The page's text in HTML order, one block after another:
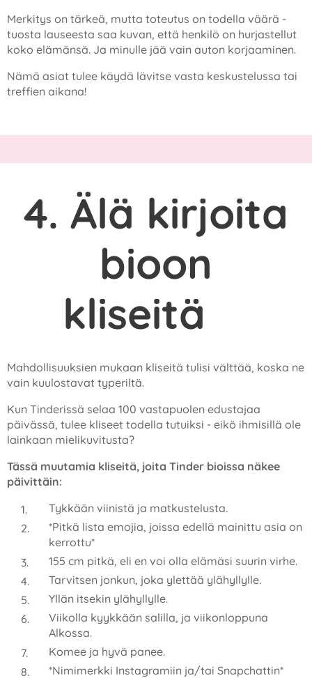
Merkitys on tärkeä, mutta toteutus on todella väärä -
tuosta lauseesta saa kuvan, että henkilö on hurjastellut
koko elämänsä. Ja minulle jää vain auton korjaaminen.
Nämä asiat tulee käydä lävitse vasta keskustelussa tai
treffien aikana!
4. Älä kirjoita
bioon
kliseitä
Mahdollisuuksien mukaan kliseitä tulisi välttää, koska ne
vain kuulostavat typeriltä.
Kun Tinderissä selaa 100 vastapuolen edustajaa
päivässä, tulee kliseet todella tutuiksi - eikö ihmisillä ole
lainkaan mielikuvitusta?
Tässä muutamia kliseitä, joita Tinder bioissa näkee
päivittäin:
Tykkään viinistä ja matkustelusta.
*Pitkä lista emojia, joissa edellä mainittu asia on
kerrottu*
155 cm pitkä, eli en voi olla elämäsi suurin virhe.
Tarvitsen jonkun, joka ylettää ylähyllylle.
Yllän itsekin ylähyllylle.
Viikolla kyykkään salilla, ja viikonloppuna
Alkossa.
Komee ja hyvä panee.
*Nimimerkki Instagramiin ja/tai Snapchattin*